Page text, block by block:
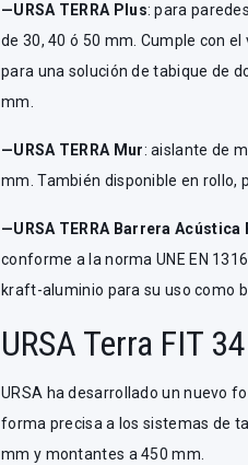
—URSA TERRA Plus: para
de 30, 40 ó 50 mm. Cumple con
para una solución de tabique de
mm.
—URSA TERRA Mur: aislante de
mm. También disponible en rollo,
—URSA TERRA Barrera Acústica
conforme a la norma UNE EN
kraft-aluminio para su uso como
URSA Terra FIT 34
URSA ha desarrollado un nuevo
forma precisa a los sistemas de
mm y montantes a 450 mm.